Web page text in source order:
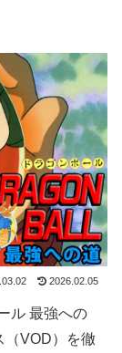
2026.02.05
ル 最強への
（VOD）を徹